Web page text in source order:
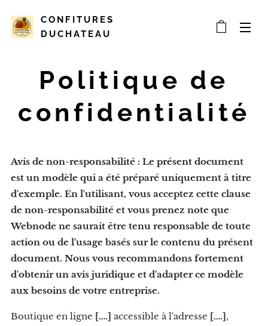
CONFITURES
DUCHATEAU
Politique de
confidentialité
Avis de non-responsabilité : Le présent document
est un modèle qui a été préparé uniquement à titre
d'exemple. En l'utilisant, vous acceptez cette clause
de non-responsabilité et vous prenez note que
Webnode ne saurait être tenu responsable de toute
action ou de l'usage basés sur le contenu du présent
document. Nous vous recommandons fortement
d'obtenir un avis juridique et d'adapter ce modèle
aux besoins de votre entreprise.
Boutique en ligne [….] accessible à l'adresse [….],